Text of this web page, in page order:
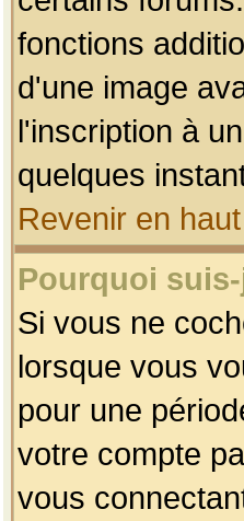
fonctions
d'une image
l'inscription à
quelques
Revenir en
Pourquoi
Si vous ne
lorsque vous
pour une
votre compte
vous